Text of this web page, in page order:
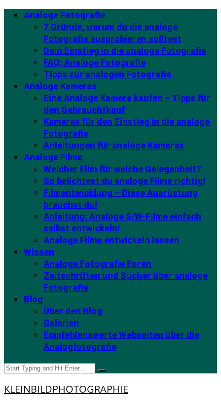
Analoge Fotografie
7 Gründe, warum du die analoge
Fotografie ausprobieren solltest
Dein Einstieg in die analoge Fotografie
FAQ: Analoge Fotografie
Tipps zur analogen Fotografie
Analoge Kameras
Eine Analoge Kamera kaufen – Tipps für
den Gebrauchtkauf
Kameras für den Einstieg in die analoge
Fotografie
Anleitungen für analoge Kameras
Analoge Filme
Welcher Film für welche Gelegenheit?
So belichtest du analoge Filme richtig!
Filmentwicklung – Diese Ausrüstung
brauchst du!
Anleitung: Analoge S/W-Filme einfach
selbst entwickeln!
Analoge Filme entwickeln lassen
Wissen
Analoge Fotografie Foren
Zeitschriften und Bücher über analoge
Fotografie
Blog
Über den Blog
Galerien
Empfehlenswerte Webseiten über die
Analogfotografie
KLEINBILDPHOTOGRAPHIE